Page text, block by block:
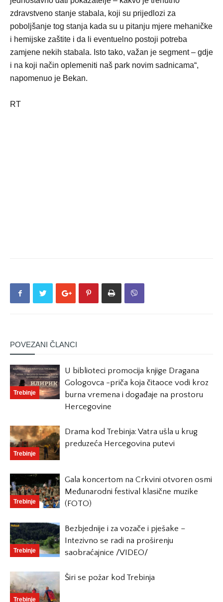
zdravstveno stanje stabala, koji su prijedlozi za
poboljšanje tog stanja kada su u pitanju mjere mehaničke
i hemijske zaštite i da li eventuelno postoji potreba
zamjene nekih stabala. Isto tako, važan je segment – gdje
i na koji način oplemeniti naš park novim sadnicama“,
napomenuo je Bekan.
RT
POVEZANI ČLANCI
Trebinje
U biblioteci promocija knjige Dragana
Gologovca -priča koja čitaoce vodi kroz
burna vremena i događaje na prostoru
Hercegovine
Trebinje
Drama kod Trebinja: Vatra ušla u krug
preduzeća Hercegovina putevi
Trebinje
Gala koncertom na Crkvini otvoren osmi
Međunarodni festival klasične muzike
(FOTO)
Trebinje
Bezbjednije i za vozače i pješake –
Intezivno se radi na proširenju
saobraćajnice /VIDEO/
Trebinje
Širi se požar kod Trebinja